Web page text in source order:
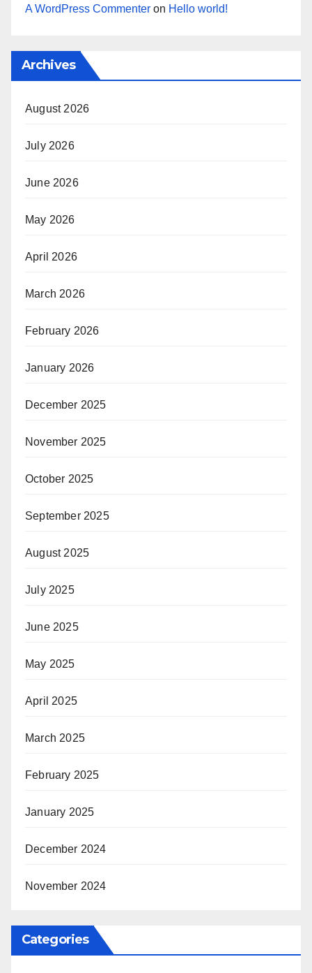
A WordPress Commenter on Hello world!
Archives
August 2026
July 2026
June 2026
May 2026
April 2026
March 2026
February 2026
January 2026
December 2025
November 2025
October 2025
September 2025
August 2025
July 2025
June 2025
May 2025
April 2025
March 2025
February 2025
January 2025
December 2024
November 2024
Categories